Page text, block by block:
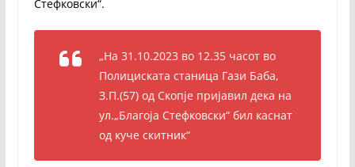
Стефковски“.
„На 31.10.2023 во 12.35 часот во
Полициската станица Гази Баба,
З.П.(57) од Скопје пријавил дека на
ул.„Благоја Стефковски“ бил каснат
од куче скитник“